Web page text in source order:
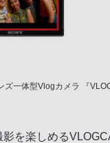
ズ一体型Vlogカメラ 『
を楽しめる